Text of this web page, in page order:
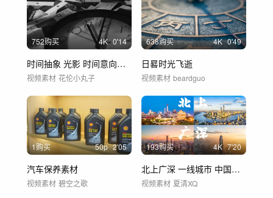
752购买 4K 0'14
时间抽象 光影 时间意向镜头意境地产创意
视频素材 花伦小丸子
638购买 4K 0'49
日晷时光飞逝
视频素材 beardguo
1购买 50p 2'05
汽车保养素材
视频素材 碧空之歌
193购买 4K 7'20
北上广深 一线城市 中国城市 城市航拍
视频素材 夏清XQ